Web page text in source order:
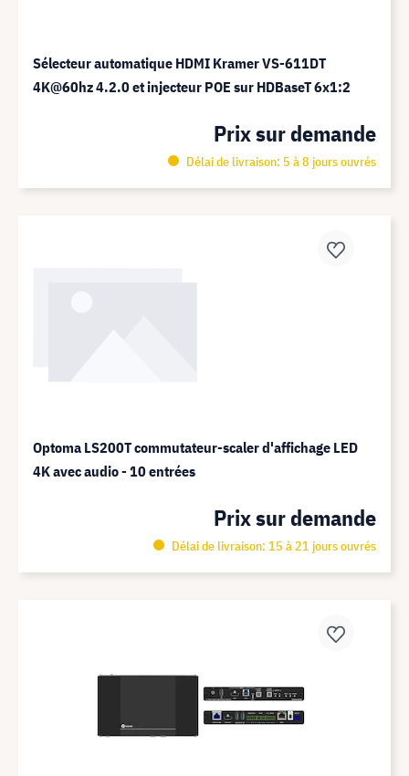
Sélecteur automatique HDMI Kramer VS-611DT
4K@60hz 4.2.0 et injecteur POE sur HDBaseT 6x1:2
Prix sur demande
Délai de livraison: 5 à 8 jours ouvrés
Optoma LS200T commutateur-scaler d'affichage LED
4K avec audio - 10 entrées
Prix sur demande
Délai de livraison: 15 à 21 jours ouvrés